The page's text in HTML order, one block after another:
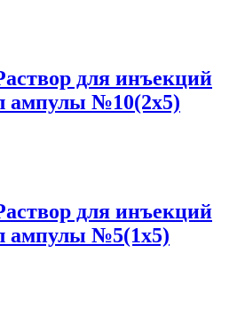
для инъекций
ампулы №10(2x5)
для инъекций
ампулы №5(1x5)